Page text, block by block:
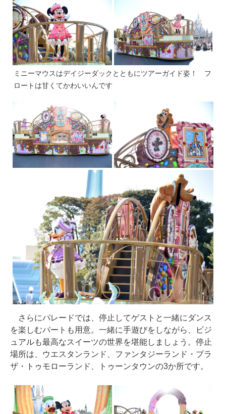
ミニーマウスはデイジーダックとともにツアーガイド姿！ フ
ロートは甘くてかわいいんです
さらにパレードでは、停止してゲストと一緒にダンス
を楽しむパートも用意。一緒に手遊びをしながら、ビジ
ュアルも最高なスイーツの世界を堪能しましょう。停止
場所は、ウエスタンランド、ファンタジーランド・プラ
ザ・トゥモローランド、トゥーンタウンの3か所です。